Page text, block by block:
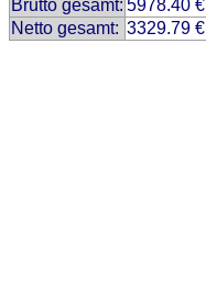
Brutto gesamt: 5978.40 €
Netto gesamt: 3329.79 €